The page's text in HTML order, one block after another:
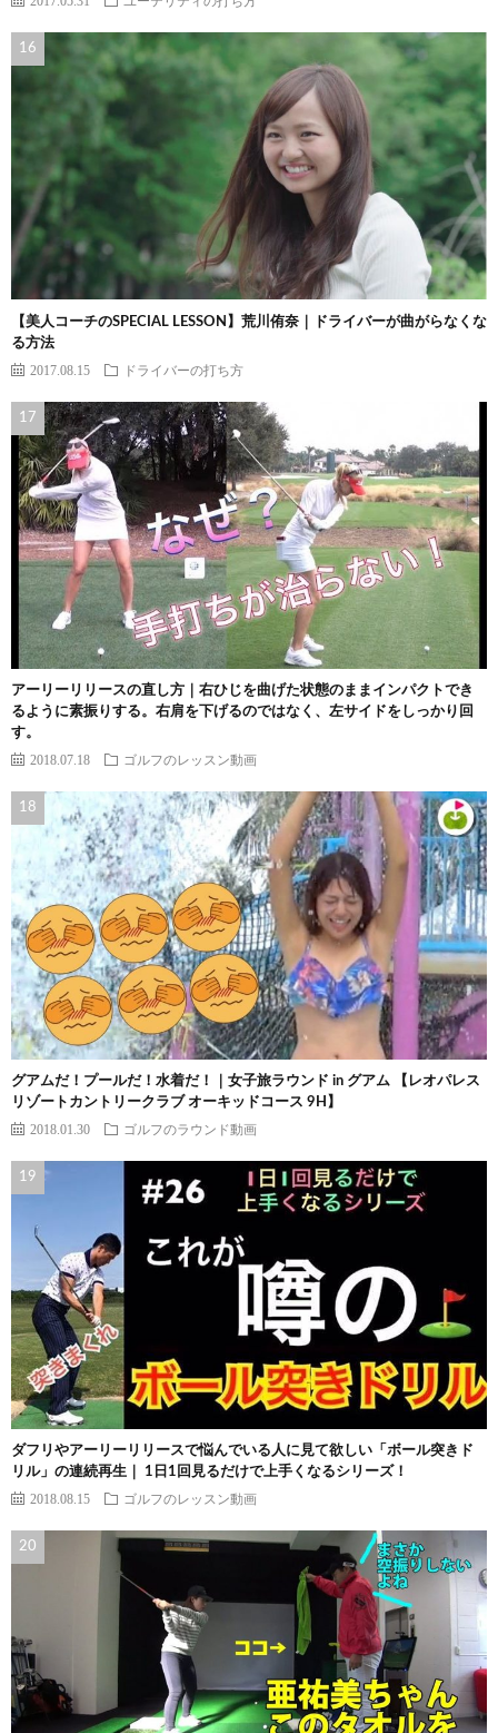
【美人コーチのSPECIAL LESSON】荒川侑奈｜ドライバーが曲がらなくな
る方法
2017.08.15 ドライバーの打ち方
アーリーリリースの直し方｜右ひじを曲げた状態のままインパクトでき
るように素振りする。右肩を下げるのではなく、左サイドをしっかり回
す。
2018.07.18 ゴルフのレッスン動画
グアムだ！プールだ！水着だ！｜女子旅ラウンド in グアム 【レオパレス
リゾートカントリークラブ オーキッドコース 9H】
2018.01.30 ゴルフのラウンド動画
ダフリやアーリーリリースで悩んでいる人に見て欲しい「ボール突きド
リル」の連続再生｜ 1日1回見るだけで上手くなるシリーズ！
2018.08.15 ゴルフのレッスン動画